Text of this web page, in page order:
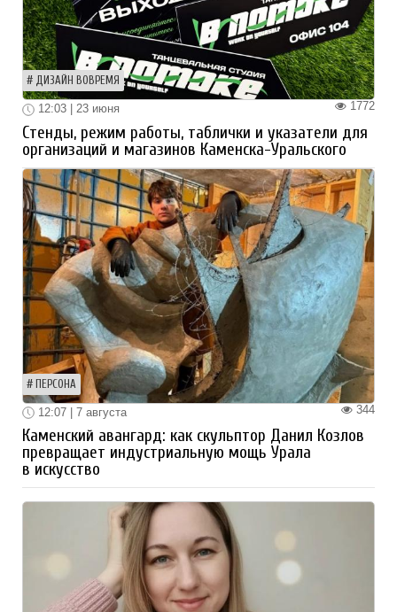
ДИЗАЙН ВОВРЕМЯ
1772
12:03 | 23 июня
Стенды, режим работы, таблички и указатели для
организаций и магазинов Каменска-Уральского
ПЕРСОНА
344
12:07 | 7 августа
Каменский авангард: как скульптор Данил Козлов
превращает индустриальную мощь Урала
в искусство